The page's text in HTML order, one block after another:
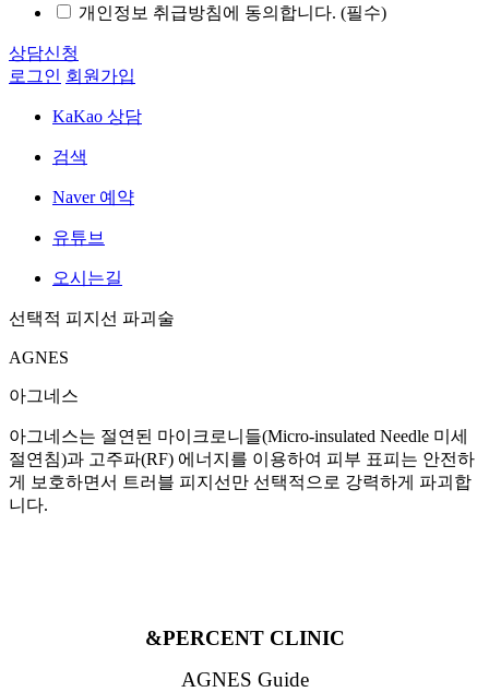
개인정보 취급방침에 동의합니다. (필수)
상담신청
로그인 회원가입
KaKao 상담
검색
Naver 예약
유튜브
오시는길
선택적 피지선 파괴술
AGNES
아그네스
아그네스는 절연된 마이크로니들(Micro-insulated Needle 미세
절연침)과 고주파(RF) 에너지를 이용하여 피부 표피는 안전하
게 보호하면서 트러블 피지선만 선택적으로 강력하게 파괴합
니다.
&PERCENT CLINIC
AGNES Guide